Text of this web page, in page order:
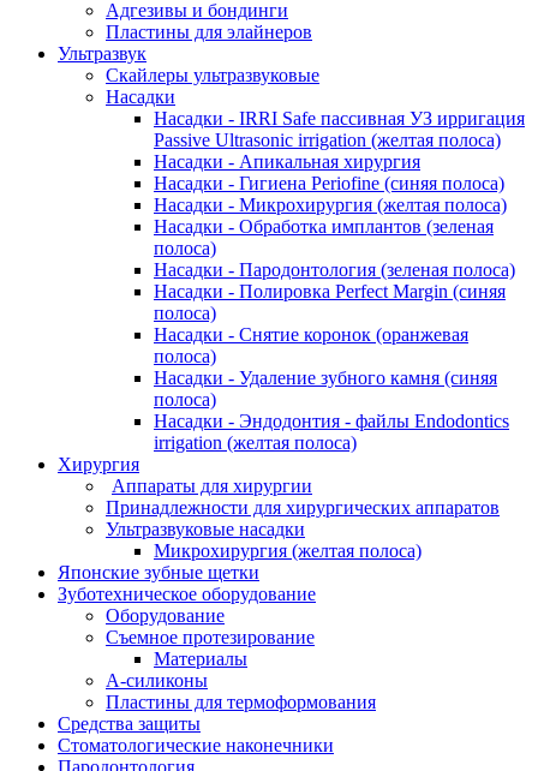
Адгезивы и бондинги
Пластины для элайнеров
Ультразвук
Скайлеры ультразвуковые
Насадки
Насадки - IRRI Safe пассивная УЗ ирригация
Passive Ultrasonic irrigation (желтая полоса)
Насадки - Апикальная хирургия
Насадки - Гигиена Periofine (синяя полоса)
Насадки - Микрохирургия (желтая полоса)
Насадки - Обработка имплантов (зеленая
полоса)
Насадки - Пародонтология (зеленая полоса)
Насадки - Полировка Perfect Margin (синяя
полоса)
Насадки - Снятие коронок (оранжевая
полоса)
Насадки - Удаление зубного камня (синяя
полоса)
Насадки - Эндодонтия - файлы Endodontics
irrigation (желтая полоса)
Хирургия
Аппараты для хирургии
Принадлежности для хирургических аппаратов
Ультразвуковые насадки
Микрохирургия (желтая полоса)
Японские зубные щетки
Зуботехническое оборудование
Оборудование
Съемное протезирование
Материалы
А-силиконы
Пластины для термоформования
Средства защиты
Стоматологические наконечники
Пародонтология